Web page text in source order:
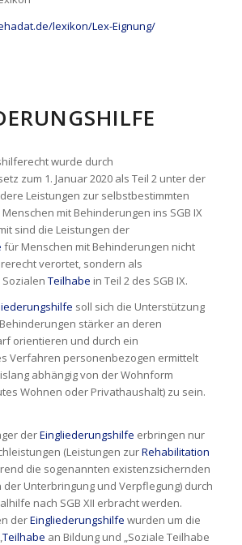
lexikon/Lex-Eignung/
wurde durch
zum 1. Januar 2020 als Teil 2 unter der
Leistungen zur selbstbestimmten
mit Behinderungen ins SGB IX
sind die Leistungen der
für Menschen mit Behinderungen nicht
verortet, sondern als
Teilhabe in Teil 2 des SGB IX.
soll sich die Unterstützung
stärker an deren
orientieren und durch ein
Verfahren personenbezogen ermittelt
abhängig von der Wohnform
Wohnen oder Privathaushalt) zu sein.
derEingliederungshilfe erbringen nur
(Leistungen zurRehabilitation
die sogenannten existenzsichernden
der Unterbringung und Verpflegung) durch
nach SGB XII erbracht werden.
derEingliederungshilfe wurden um die
Teilhabe an Bildung und „Soziale Teilhabe